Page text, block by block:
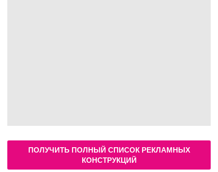
ПОЛУЧИТЬ ПОЛНЫЙ СПИСОК РЕКЛАМНЫХ
КОНСТРУКЦИЙ